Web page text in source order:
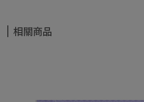
相關商品